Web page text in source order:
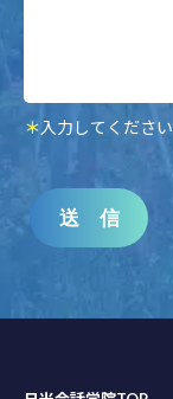
＊入力してください
送 信